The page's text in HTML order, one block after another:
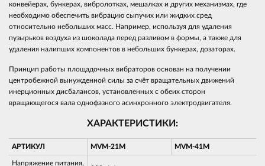
конвейерах, бункерах, вибролотках, мешалках и других механизмах, где
необходимо обеспечить вибрацию сыпучих или жидких сред
относительно небольших масс. Например, используя для удаления
пузырьков воздуха из шоколада перед разливом в формы, а также для
удаления налипших компонентов в небольших бункерах, дозаторах.
Принцип работы площадочных вибраторов основан на получении
центробежной вынужденной силы за счёт вращательных движений
инерционных дисбалансов, установленных с обеих сторон
вращающегося вала однофазного асинхронного электродвигателя.
ХАРАКТЕРИСТИКИ:
АРТИКУЛ MVM-21M MVM-41M
Напряжение питания,